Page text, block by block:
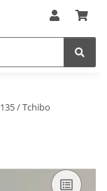
/ Tchibo